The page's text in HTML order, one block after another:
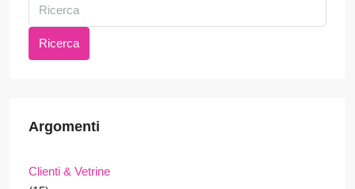
Ricerca
Argomenti
Clienti & Vetrine